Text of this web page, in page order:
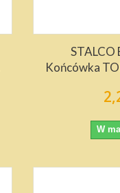
Końcówka
W